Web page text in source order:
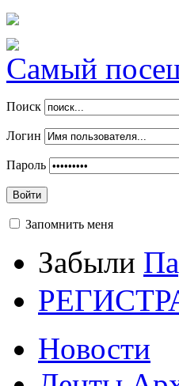
Самый
Поиск
Логин
Пароль
Войти
Запомнить меня
Забыли
Новости